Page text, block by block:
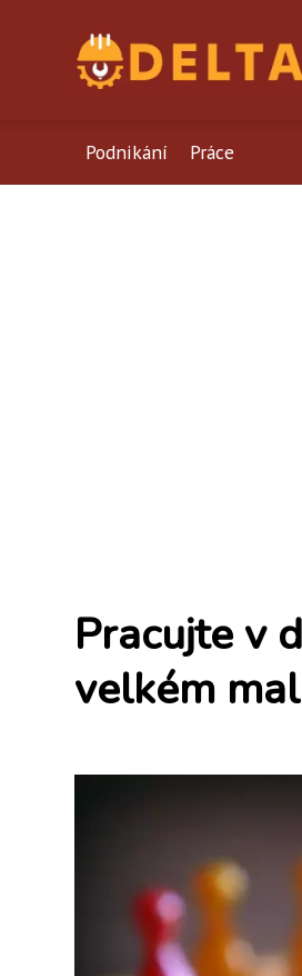
Podnikání Práce
Pracujte v
velkém